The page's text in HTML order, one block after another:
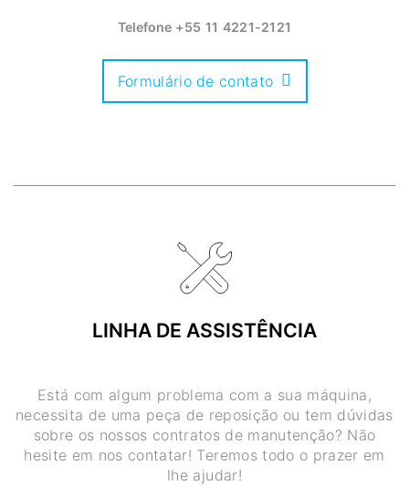
Telefone +55 11 4221-2121
Formulário de contato
LINHA DE ASSISTÊNCIA
Está com algum problema com a sua máquina,
necessita de uma peça de reposição ou tem dúvidas
sobre os nossos contratos de manutenção? Não
hesite em nos contatar! Teremos todo o prazer em
lhe ajudar!